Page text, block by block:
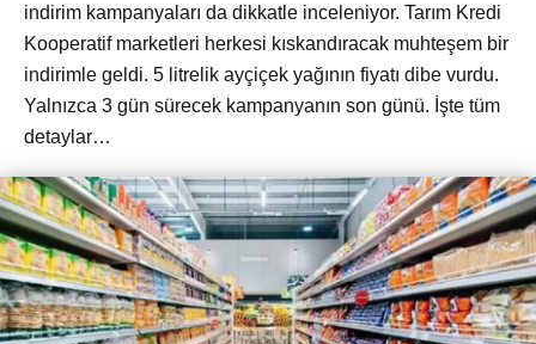
indirim kampanyaları da dikkatle inceleniyor. Tarım Kredi
Kooperatif marketleri herkesi kıskandıracak muhteşem bir
indirimle geldi. 5 litrelik ayçiçek yağının fiyatı dibe vurdu.
Yalnızca 3 gün sürecek kampanyanın son günü. İşte tüm
detaylar…